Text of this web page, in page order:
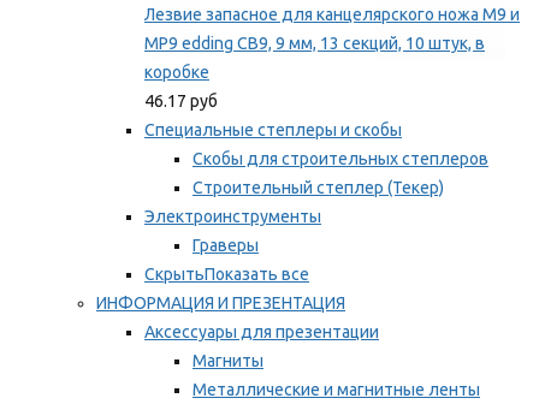
Лезвие запасное для канцелярского ножа M9 и
MP9 edding CB9, 9 мм, 13 секций, 10 штук, в
коробке
46.17 руб
Специальные степлеры и скобы
Скобы для строительных степлеров
Строительный степлер (Текер)
Электроинструменты
Граверы
СкрытьПоказать все
ИНФОРМАЦИЯ И ПРЕЗЕНТАЦИЯ
Аксессуары для презентации
Магниты
Металлические и магнитные ленты